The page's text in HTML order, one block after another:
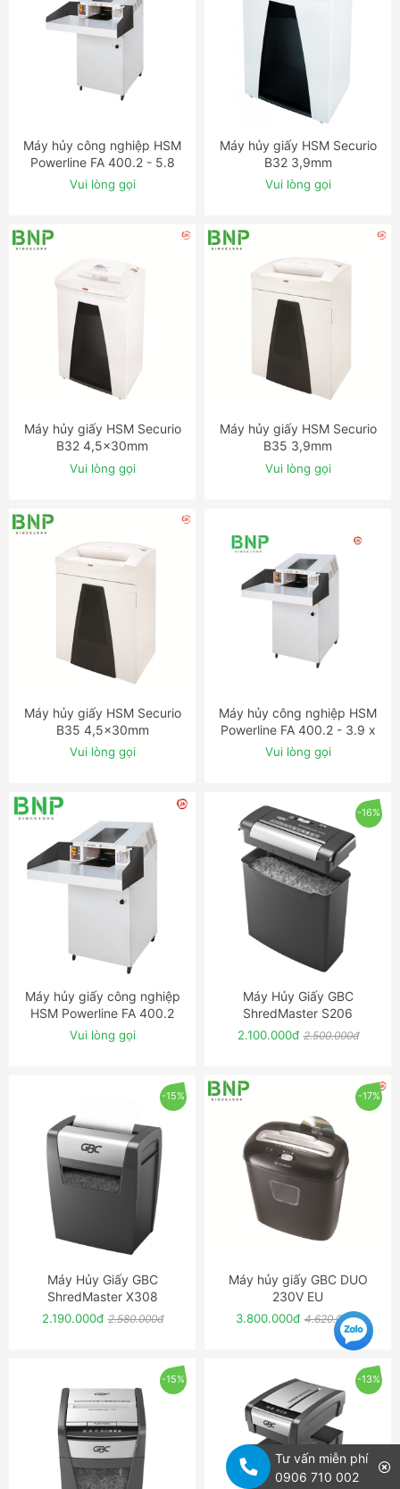
ĐẶT NGAY
Máy hủy công nghiệp HSM
Powerline FA 400.2 - 5.8
mm
Vui lòng gọi
ĐẶT NGAY
Máy hủy giấy HSM Securio
B32 3,9mm
Vui lòng gọi
ĐẶT NGAY
Máy hủy giấy HSM Securio
B32 4,5x30mm
Vui lòng gọi
ĐẶT NGAY
Máy hủy giấy HSM Securio
B35 3,9mm
Vui lòng gọi
ĐẶT NGAY
Máy hủy giấy HSM Securio
B35 4,5x30mm
Vui lòng gọi
ĐẶT NGAY
Máy hủy công nghiệp HSM
Powerline FA 400.2 - 3.9 x
40mm
Vui lòng gọi
ĐẶT NGAY
Máy hủy giấy công nghiệp
HSM Powerline FA 400.2
Vui lòng gọi
-16%
ĐẶT NGAY
Máy Hủy Giấy GBC
ShredMaster S206
2.100.000đ 2.500.000đ
-15%
ĐẶT NGAY
Máy Hủy Giấy GBC
ShredMaster X308
2.190.000đ 2.580.000đ
-17%
ĐẶT NGAY
Máy hủy giấy GBC DUO
230V EU
3.800.000đ 4.620.000đ
-15% -13%
Tư vấn miễn phí
0906 710 002